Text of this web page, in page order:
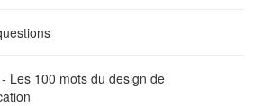
Les 100 mots du design de